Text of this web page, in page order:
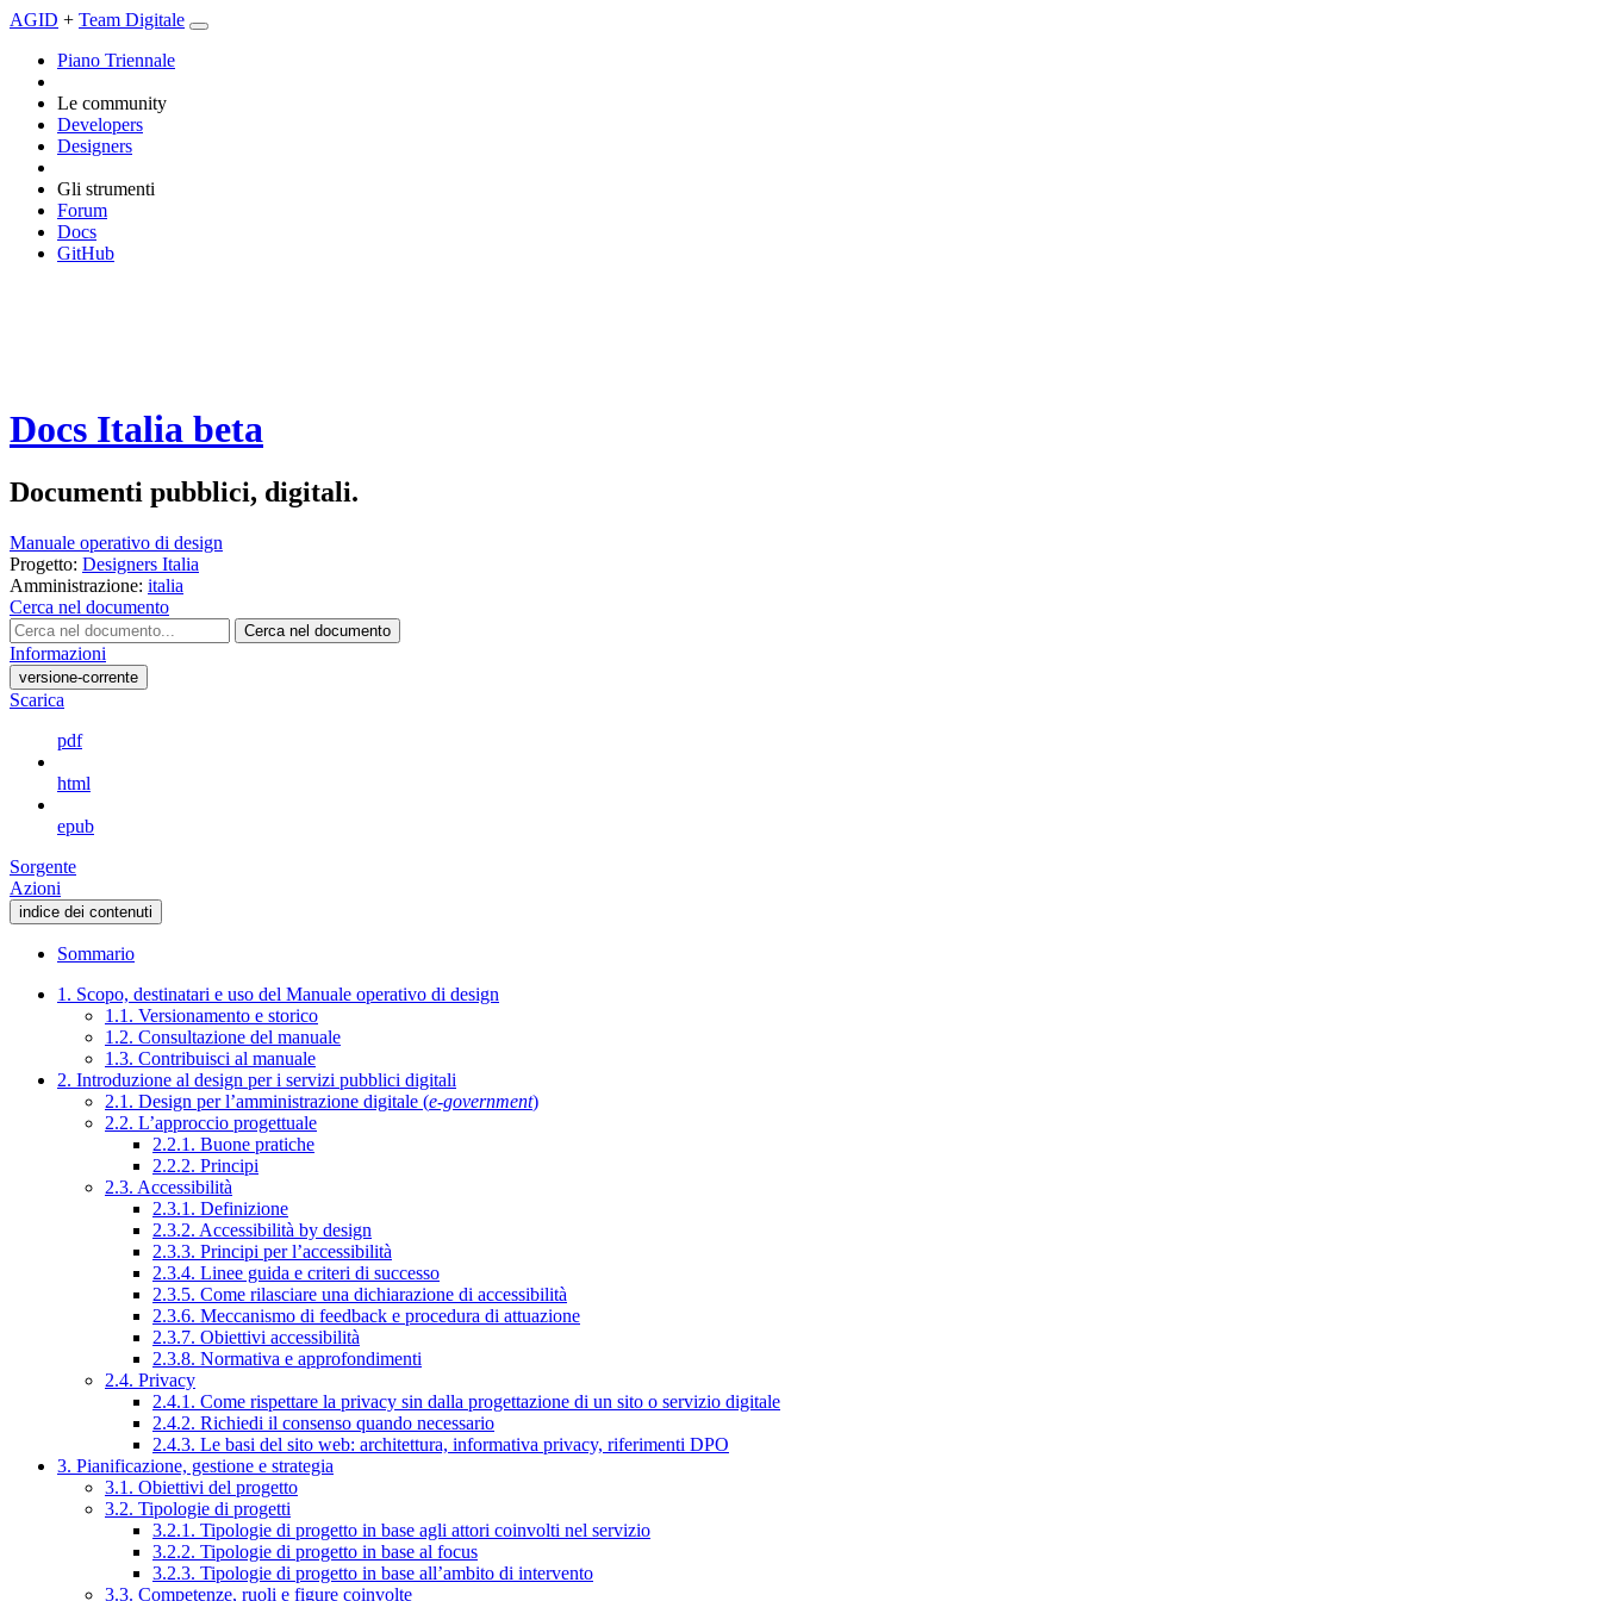
AGID + Team Digitale
Piano Triennale
Le community
Developers
Designers
Gli strumenti
Forum
Docs
GitHub
Docs Italia beta
Documenti pubblici, digitali.
Manuale operativo di design
Progetto: Designers Italia
Amministrazione: italia
Cerca nel documento
Cerca nel documento
Informazioni
versione-corrente
Scarica
pdf
html
epub
Sorgente
Azioni
indice dei contenuti
Sommario
1. Scopo, destinatari e uso del Manuale operativo di design
1.1. Versionamento e storico
1.2. Consultazione del manuale
1.3. Contribuisci al manuale
2. Introduzione al design per i servizi pubblici digitali
2.1. Design per l’amministrazione digitale (e-government)
2.2. L’approccio progettuale
2.2.1. Buone pratiche
2.2.2. Principi
2.3. Accessibilità
2.3.1. Definizione
2.3.2. Accessibilità by design
2.3.3. Principi per l’accessibilità
2.3.4. Linee guida e criteri di successo
2.3.5. Come rilasciare una dichiarazione di accessibilità
2.3.6. Meccanismo di feedback e procedura di attuazione
2.3.7. Obiettivi accessibilità
2.3.8. Normativa e approfondimenti
2.4. Privacy
2.4.1. Come rispettare la privacy sin dalla progettazione di un sito o servizio digitale
2.4.2. Richiedi il consenso quando necessario
2.4.3. Le basi del sito web: architettura, informativa privacy, riferimenti DPO
3. Pianificazione, gestione e strategia
3.1. Obiettivi del progetto
3.2. Tipologie di progetti
3.2.1. Tipologie di progetto in base agli attori coinvolti nel servizio
3.2.2. Tipologie di progetto in base al focus
3.2.3. Tipologie di progetto in base all’ambito di intervento
3.3. Competenze, ruoli e figure coinvolte